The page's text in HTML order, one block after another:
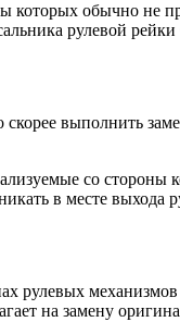
которых обычно не
рулевой
выполнить
со стороны
в месте
рулевых
на замену